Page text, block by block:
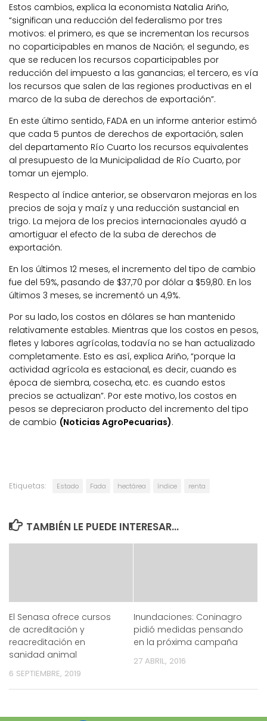
Estos cambios, explica la economista Natalia Ariño,
“significan una reducción del federalismo por tres
motivos: el primero, es que se incrementan los recursos
no coparticipables en manos de Nación; el segundo, es
que se reducen los recursos coparticipables por
reducción del impuesto a las ganancias; el tercero, es vía
los recursos que salen de las regiones productivas en el
marco de la suba de derechos de exportación”.
En este último sentido, FADA en un informe anterior estimó
que cada 5 puntos de derechos de exportación, salen
del departamento Río Cuarto los recursos equivalentes
al presupuesto de la Municipalidad de Río Cuarto, por
tomar un ejemplo.
Respecto al índice anterior, se observaron mejoras en los
precios de soja y maíz y una reducción sustancial en
trigo. La mejora de los precios internacionales ayudó a
amortiguar el efecto de la suba de derechos de
exportación.
En los últimos 12 meses, el incremento del tipo de cambio
fue del 59%, pasando de $37,70 por dólar a $59,80. En los
últimos 3 meses, se incrementó un 4,9%.
Por su lado, los costos en dólares se han mantenido
relativamente estables. Mientras que los costos en pesos,
fletes y labores agrícolas, todavía no se han actualizado
completamente. Esto es así, explica Ariño, “porque la
actividad agrícola es estacional, es decir, cuando es
época de siembra, cosecha, etc. es cuando estos
precios se actualizan”. Por este motivo, los costos en
pesos se depreciaron producto del incremento del tipo
de cambio (Noticias AgroPecuarias).
Etiquetas: Estado Fada hectárea índice renta
TAMBIÉN LE PUEDE INTERESAR...
El Senasa ofrece cursos
de acreditación y
reacreditación en
sanidad animal
6 SEPTIEMBRE, 2019
Inundaciones: Coninagro
pidió medidas pensando
en la próxima campaña
27 ABRIL, 2016